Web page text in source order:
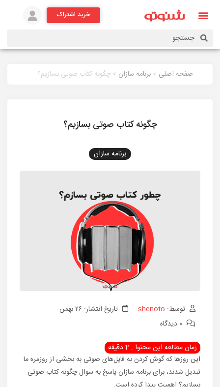
خرید اشتراک
صفحه اصلی > برنامه سازان > چگونه کتاب صوتی بسازیم؟
چگونه کتاب صوتی بسازیم؟
برنامه سازان
توسط: shenoto
تاریخ انتشار: ۲۶ بهمن
این روزها که گوش کردن به فایل‌های صوتی به بخشی از روزمره ما
تبدیل شدند، برای برنامه سازان پاسخ به سوال چگونه کتاب صوتی